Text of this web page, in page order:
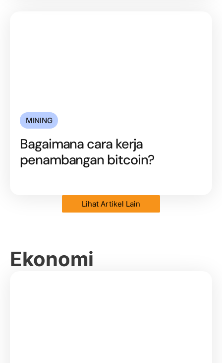
MINING
Bagaimana cara kerja
penambangan bitcoin?
Lihat Artikel Lain
Ekonomi